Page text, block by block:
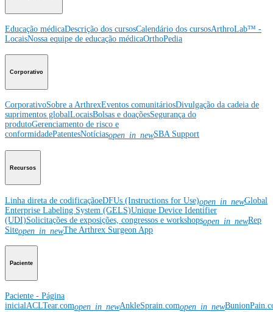
Educação médicaDescrição dos cursosCalendário dos cursosArthroLab™ -
LocaisNossa equipe de educação médicaOrthoPedia
Corporativo
CorporativoSobre a ArthrexEventos comunitáriosDivulgação da cadeia de
suprimentos globalLocaisBolsas e doaçõesSegurança do
produtoGerenciamento de risco e
conformidadePatentesNotíciasopen_in_newSBA Support
Recursos
Linha direta de codificaçãoeDFUs (Instructions for Use)open_in_newGlobal
Enterprise Labeling System (GELS)Unique Device Identifier
(UDI)Solicitações de exposições, congressos e workshopsopen_in_newRep
Siteopen_in_newThe Arthrex Surgeon App
Paciente
Paciente - Página
inicialACLTear.comopen_in_newAnkleSprain.comopen_in_new